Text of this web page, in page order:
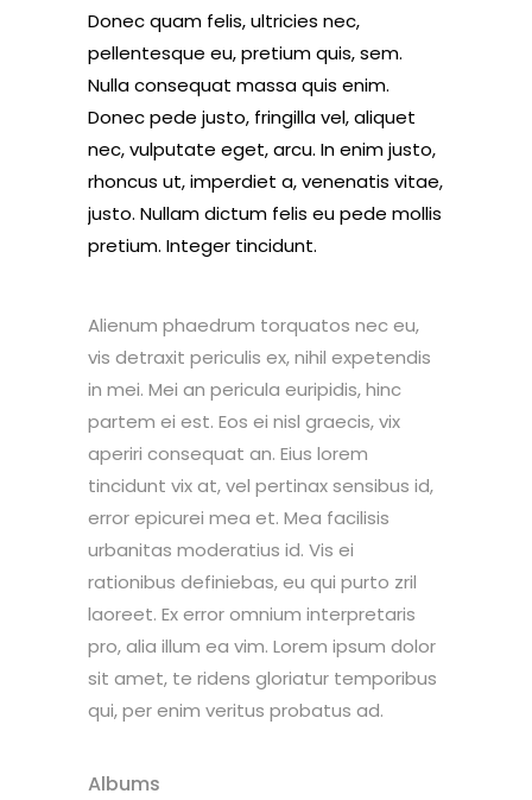
Donec quam felis, ultricies nec,
pellentesque eu, pretium quis, sem.
Nulla consequat massa quis enim.
Donec pede justo, fringilla vel, aliquet
nec, vulputate eget, arcu. In enim justo,
rhoncus ut, imperdiet a, venenatis vitae,
justo. Nullam dictum felis eu pede mollis
pretium. Integer tincidunt.
Alienum phaedrum torquatos nec eu,
vis detraxit periculis ex, nihil expetendis
in mei. Mei an pericula euripidis, hinc
partem ei est. Eos ei nisl graecis, vix
aperiri consequat an. Eius lorem
tincidunt vix at, vel pertinax sensibus id,
error epicurei mea et. Mea facilisis
urbanitas moderatius id. Vis ei
rationibus definiebas, eu qui purto zril
laoreet. Ex error omnium interpretaris
pro, alia illum ea vim. Lorem ipsum dolor
sit amet, te ridens gloriatur temporibus
qui, per enim veritus probatus ad.
Albums